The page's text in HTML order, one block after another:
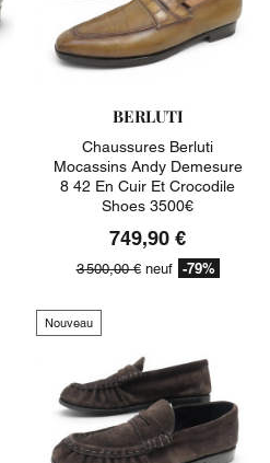
BERLUTI
Chaussures Berluti
Mocassins Andy Demesure
8 42 En Cuir Et Crocodile
Shoes 3500€
749,90 €
3 500,00 €neuf -79%
Nouveau